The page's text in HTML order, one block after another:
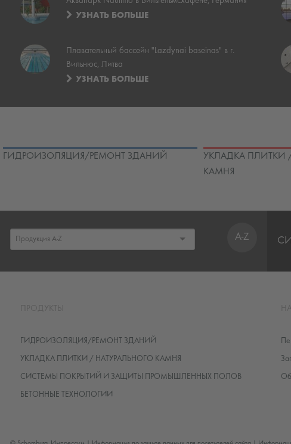
УЗНАТЬ БОЛЬШЕ
Плавательный бассейн "Lazdynai baseinas" в г.
Вильнюс, Литва
УЗНАТЬ БОЛЬШЕ
ГИДРОИЗОЛЯЦИЯ/РЕМОНТ ЗДАНИЙ
УКЛАДКА ПЛИТКИ
КАМНЯ
A-Z
ГИДРОИЗОЛЯЦИЯ/РЕМОНТ ЗДАНИЙ
УКЛАДКА ПЛИТКИ / НАТУРАЛЬНОГО КАМНЯ
СИСТЕМЫ ПОКРЫТИЙ И ЗАЩИТЫ ПРОМЫШЛЕННЫХ ПОЛОВ
БЕТОННЫЕ ТЕХНОЛОГИИ